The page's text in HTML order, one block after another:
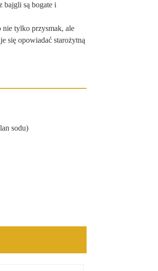
bajgli są bogate i
nie tylko przysmak, ale
się opowiadać starożytną
sodu)